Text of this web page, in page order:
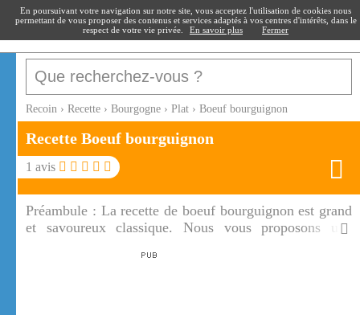
recoin.fr
Recoin › Recette › Bourgogne › Plat › Boeuf bourguignon
Recette Boeuf bourguignon
1 avis
Préambule : La recette de boeuf bourguignon est grand
et savoureux classique. Nous vous proposons une
En poursuivant votre navigation sur notre site, vous acceptez l'utilisation de cookies nous
permettant de vous proposer des contenus et services adaptés à vos centres d'intérêts, dans le
respect de votre vie privée.
En savoir plus Fermer